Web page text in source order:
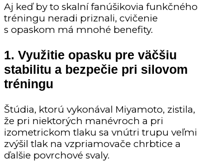
Aj keď by to skalní fanúšikovia funkčného
tréningu neradi priznali, cvičenie
s opaskom má mnohé benefity.
1. Využitie opasku pre väčšiu
stabilitu a bezpečie pri silovom
tréningu
Štúdia, ktorú vykonával Miyamoto, zistila,
že pri niektorých manévroch a pri
izometrickom tlaku sa vnútri trupu veľmi
zvýšil tlak na vzpriamovače chrbtice a
ďalšie povrchové svaly.